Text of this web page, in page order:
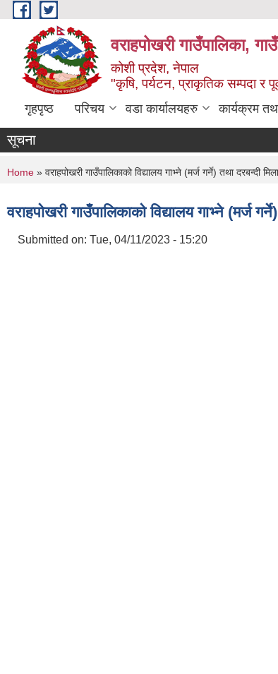
Skip to main content
वराहपोखरी गाउँपालिका,
कोशी प्रदेश, नेपाल
"कृषि, पर्यटन, प्राकृतिक सम्पदा र
गृहपृष्ठ परिचय वडा कार्यालयहरु कार्यक्रम
सूचना
You are here
Home » वराहपोखरी गाउँपालिकाको विद्यालय गाभ्ने (मर्ज गर्ने) तथा दरबन्दी
वराहपोखरी गाउँपालिकाको विद्यालय गाभ्ने (मर्ज
Submitted on: Tue, 04/11/2023 - 15:20